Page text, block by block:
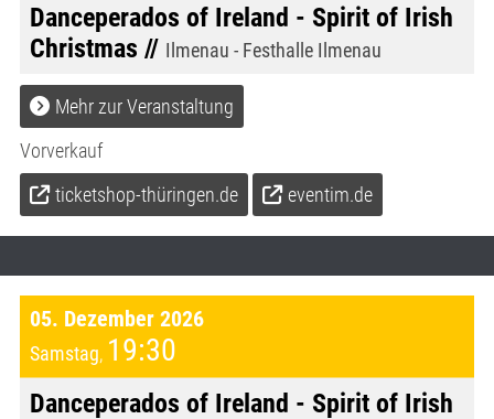
Danceperados of Ireland - Spirit of Irish
Christmas // Ilmenau - Festhalle Ilmenau
Mehr zur Veranstaltung
Vorverkauf
ticketshop-thüringen.de
eventim.de
05. Dezember 2026
Samstag, 19:30
Danceperados of Ireland - Spirit of Irish